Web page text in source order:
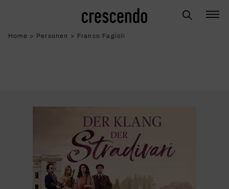
Home > Personen > Franco Fagioli